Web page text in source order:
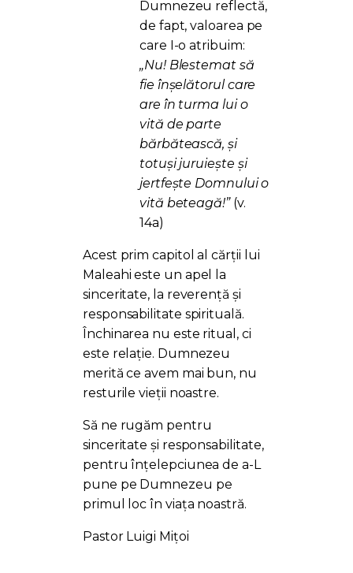
Dumnezeu reflectă,
de fapt, valoarea pe
care I-o atribuim:
„Nu! Blestemat să
fie înșelătorul care
are în turma lui o
vită de parte
bărbătească, și
totuși juruiește și
jertfește Domnului o
vită beteagă!”(v.
14a)
Acest prim capitol al cărții lui
Maleahi este un apel la
sinceritate, la reverență și
responsabilitate spirituală.
Închinarea nu este ritual, ci
este relație. Dumnezeu
merită ce avem mai bun, nu
resturile vieții noastre.
Să ne rugăm pentru
sinceritate și responsabilitate,
pentru înțelepciunea de a-L
pune pe Dumnezeu pe
primul loc în viața noastră.
Pastor Luigi Mițoi